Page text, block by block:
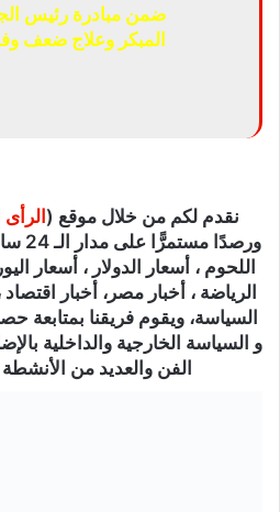
ضمن مبادرة رئيس
المبكر وعلاج ضعف
نقدم لكم من خلال موقع (
اللحوم ، أسعار الدولار ، أسعار
الرياضة ، أخبار مصر، أخبار
السياسة، ويقوم فريقنا بمتابعة
و السياسة الخارجية والداخلية
الفن والعديد من الأنشطة